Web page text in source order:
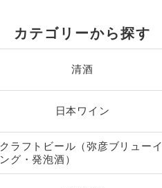
カテゴリーから探す
清酒
日本ワイン
クラフトビール（弥彦ブリューイ
ング・発泡酒）